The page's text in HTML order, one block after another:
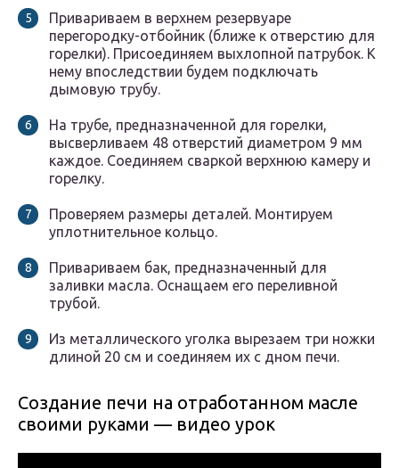
Привариваем в верхнем резервуаре
перегородку-отбойник (ближе к отверстию для
горелки). Присоединяем выхлопной патрубок. К
нему впоследствии будем подключать
дымовую трубу.
На трубе, предназначенной для горелки,
высверливаем 48 отверстий диаметром 9 мм
каждое. Соединяем сваркой верхнюю камеру и
горелку.
Проверяем размеры деталей. Монтируем
уплотнительное кольцо.
Привариваем бак, предназначенный для
заливки масла. Оснащаем его переливной
трубой.
Из металлического уголка вырезаем три ножки
длиной 20 см и соединяем их с дном печи.
Создание печи на отработанном масле
своими руками — видео урок